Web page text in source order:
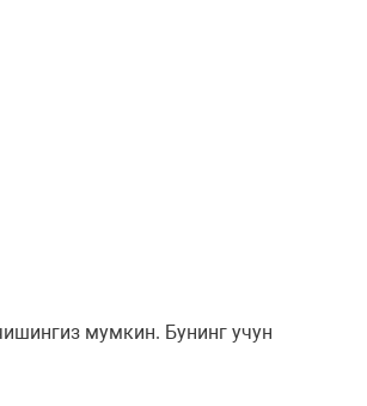
мумкин. Бунинг учун